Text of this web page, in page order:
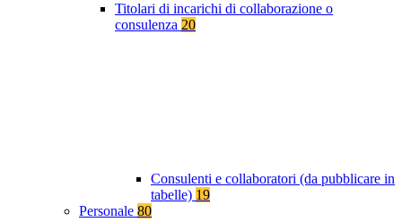
Titolari di incarichi di collaborazione o
consulenza 20
Consulenti e collaboratori (da pubblicare in
tabelle) 19
Personale 80